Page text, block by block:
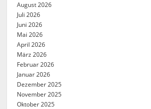
August 2026
Juli 2026
Juni 2026
Mai 2026
April 2026
März 2026
Februar 2026
Januar 2026
Dezember 2025
November 2025
Oktober 2025